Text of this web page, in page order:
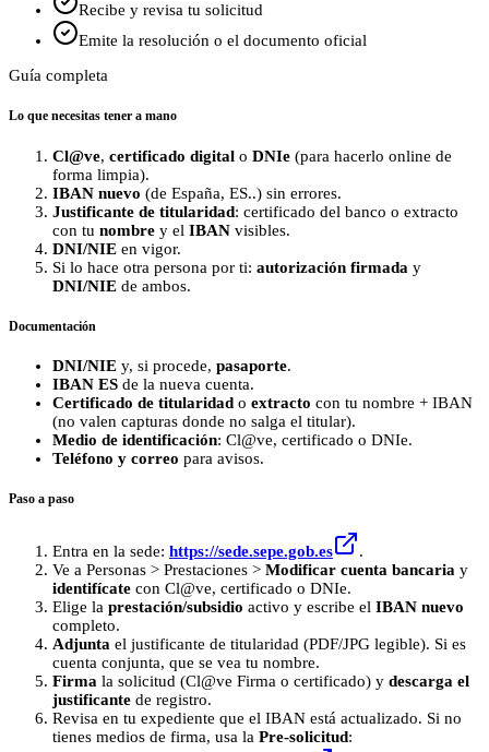
Recibe y revisa tu solicitud
Emite la resolución o el documento oficial
Guía completa
Lo que necesitas tener a mano
Cl@ve, certificado digital o DNIe (para hacerlo online de
forma limpia).
IBAN nuevo (de España, ES..) sin errores.
Justificante de titularidad: certificado del banco o extracto
con tu nombre y el IBAN visibles.
DNI/NIE en vigor.
Si lo hace otra persona por ti: autorización firmada y
DNI/NIE de ambos.
Documentación
DNI/NIE y, si procede, pasaporte.
IBAN ES de la nueva cuenta.
Certificado de titularidad o extracto con tu nombre + IBAN
(no valen capturas donde no salga el titular).
Medio de identificación: Cl@ve, certificado o DNIe.
Teléfono y correo para avisos.
Paso a paso
Entra en la sede: https://sede.sepe.gob.es
.
Ve a Personas > Prestaciones > Modificar cuenta bancaria y
identifícate con Cl@ve, certificado o DNIe.
Elige la prestación/subsidio activo y escribe el IBAN nuevo
completo.
Adjunta el justificante de titularidad (PDF/JPG legible). Si es
cuenta conjunta, que se vea tu nombre.
Firma la solicitud (Cl@ve Firma o certificado) y descarga el
justificante de registro.
Revisa en tu expediente que el IBAN está actualizado. Si no
tienes medios de firma, usa la Pre-solicitud: